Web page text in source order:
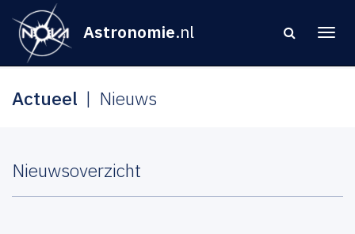
Astronomie.nl
Actueel Nieuws
Nieuwsoverzicht